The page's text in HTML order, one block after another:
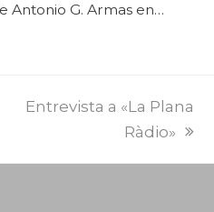
Antonio G. Armas en…
NEXT
Entrevista a «La Plana
Ràdio»